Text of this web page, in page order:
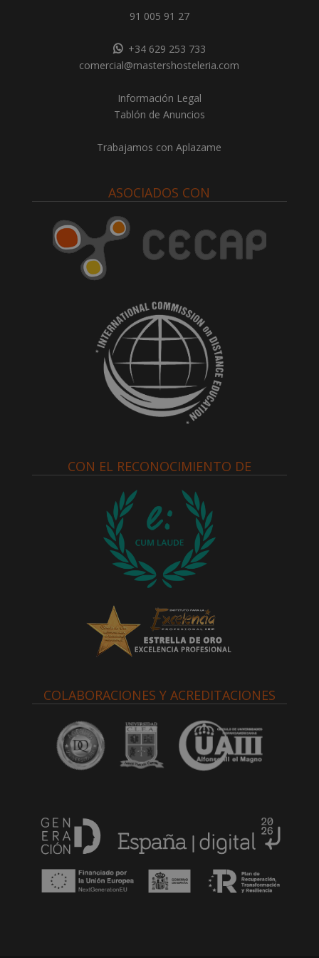
91 005 91 27
+34 629 253 733
comercial@mastershosteleria.com
Información Legal
Tablón de Anuncios
Trabajamos con Aplazame
ASOCIADOS CON
CON EL RECONOCIMIENTO DE
COLABORACIONES Y ACREDITACIONES